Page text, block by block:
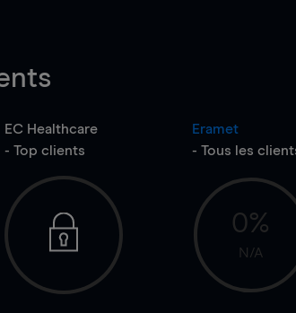
EC Healthcare
- Top clients
Eramet
- Tous les
0%
N/A